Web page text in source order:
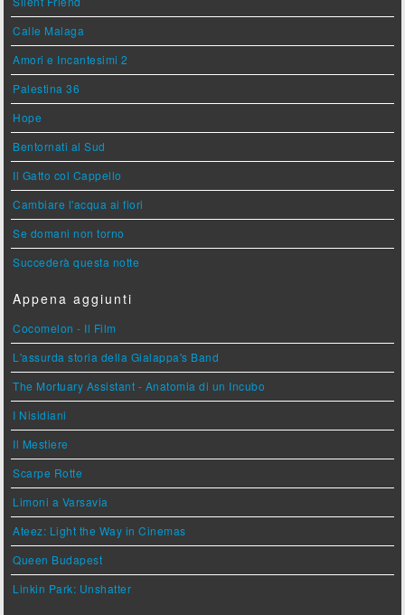
Calle Malaga
Amori e Incantesimi 2
Palestina 36
Hope
Bentornati al Sud
Il Gatto col Cappello
Cambiare l'acqua ai fiori
Se domani non torno
Succederà questa notte
Appena aggiunti
Cocomelon - Il Film
L'assurda storia della Gialappa's Band
The Mortuary Assistant - Anatomia di un Incubo
I Nisidiani
Il Mestiere
Scarpe Rotte
Limoni a Varsavia
Ateez: Light the Way in Cinemas
Queen Budapest
Linkin Park: Unshatter